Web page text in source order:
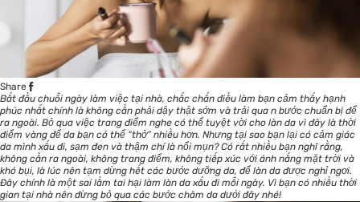
Share
Bắt đầu chuỗi ngày làm việc tại nhà, chắc chắn điều làm bạn cảm thấy hạnh
phúc nhất chính là không cần phải dậy thật sớm và trải qua n bước chuẩn bị để
ra ngoài. Bỏ qua việc trang điểm nghe có thể tuyệt vời cho làn da vì đây là thời
điểm vàng để da bạn có thể “thở” nhiều hơn. Nhưng tại sao bạn lại có cảm giác
da mình xấu đi, sạm đen và thậm chí là nổi mụn? Có rất nhiều bạn nghĩ rằng,
không cần ra ngoài, không trang điểm, không tiếp xúc với ánh nắng mặt trời và
khó bụi, là lúc nên tạm dừng hết các bước dưỡng da, để làn da được nghỉ ngơi.
Đây chính là một sai lầm tai hại làm làn da xấu đi mỗi ngày. Vì bạn có nhiều thời
gian tại nhà nên đừng bỏ qua các bước chăm da dưới đây nhé!